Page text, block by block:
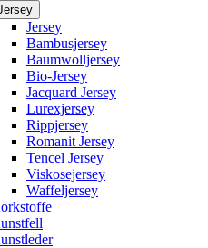
Jersey
Bambusjersey
Baumwolljersey
Bio-Jersey
Jacquard Jersey
Lurexjersey
Rippjersey
Romanit Jersey
Tencel Jersey
Viskosejersey
Waffeljersey